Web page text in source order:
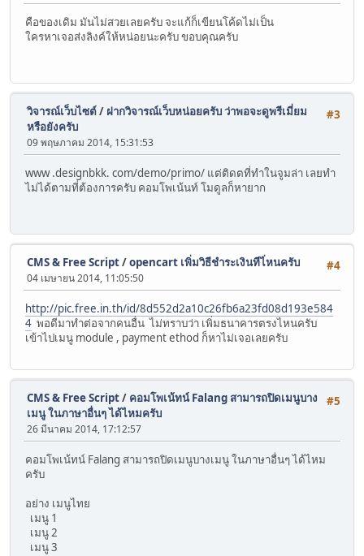
คือของเดิม มันไม่สวยเลยครับ จะแก้ก็เขียนโค้ดไม่เป็น
ใครหาเจอส่งลิงค์ให้หน่อยนะครับ ขอบคุณครับ
#3
วิจารณ์เว็บไซต์/ ฝากวิจารณ์เว็บหน่อยครับ ว่าพอจะดูพรีเมี่ยม
หรือยังครับ
09 พฤษภาคม 2014, 15:31:53
www .designbkk. com/demo/primo/ แต่ติดตที่ทำในจูมล่า เลยทำ
ไม่ได้ตามที่ต้องการครับ คอมโพเน้นท์ โมดูลก็หายาก
#4
CMS & Free Script/opencart เพิ่มวิธีชำระเงินทีไ่หนครับ
04 เมษายน 2014, 11:05:50
http://pic.free.in.th/id/8d552d2a10c26fb6a23fd08d193e584
4 พอดีมาทำต่อจากคนอื่น ไม่ทราบว่า เพิ่มธนาคารตรงไหนครับ
เข้าไปเมนู module , payment ethod ก็หาไม่เจอเลยครับ
#5
CMS & Free Script/ คอมโพเน้ทน์ Falang สามารถปิดเมนูบาง
เมนู ในภาษาอื่นๆ ได้ไหมครับ
26 มีนาคม 2014, 17:12:57
คอมโพเน้ทน์ Falang สามารถปิดเมนูบางเมนู ในภาษาอื่นๆ ได้ไหม
ครับ
อย่าง เมนูไทย
เมนู 1
เมนู 2
เมนู 3